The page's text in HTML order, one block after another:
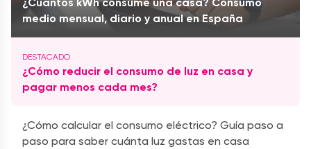
¿Cuántos kWh consume una casa? Consumo
medio mensual, diario y anual en España
¿Cómo reducir el consumo de luz en casa y
pagar menos cada mes?
¿Cómo calcular el consumo eléctrico? Guía paso a
paso para saber cuánta luz gastas en casa